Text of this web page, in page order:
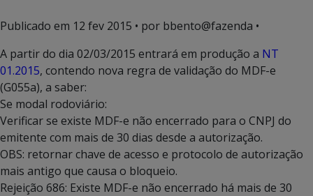
Publicado em 12 fev 2015 • por bbento@fazenda •
A partir do dia 02/03/2015 entrará em produção a NT
01.2015, contendo nova regra de validação do MDF-e
(G055a), a saber:
Se modal rodoviário:
Verificar se existe MDF-e não encerrado para o CNPJ do
emitente com mais de 30 dias desde a autorização.
OBS: retornar chave de acesso e protocolo de autorização
mais antigo que causa o bloqueio.
Rejeição 686: Existe MDF-e não encerrado há mais de 30